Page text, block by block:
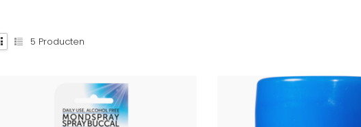
5 Producten